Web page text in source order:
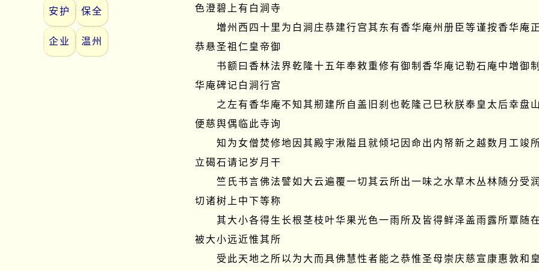
安护 保全
企业 温州
色澄碧上有白涧寺
増州西四十里为白涧庄恭建行宫其东有香华庵州册臣等谨按香华庵
恭悬圣祖仁皇帝御
书额曰香林法界乾隆十五年奉敕重修有御制香华庵记勒石庵中増御
华庵碑记白涧行宫
之左有香华庵不知其剏建所自盖旧刹也乾隆己巳秋朕奉皇太后幸盘
便慈舆偶临此寺询
知为女僧焚修地因其殿宇湫隘且就倾圮因命出内帑新之越数月工竣
立碣石请记岁月干
竺氏书言佛法譬如大云遍覆一切其云所出一味之水草木丛林随分受
切诸树上中下等称
其大小各得生长根茎枝叶华果光色一雨所及皆得鲜泽盖雨露所覃随
被大小远近惟其所
受此天地之所以为大而具佛慧性者能之恭惟圣母崇庆慈宣康惠敦和